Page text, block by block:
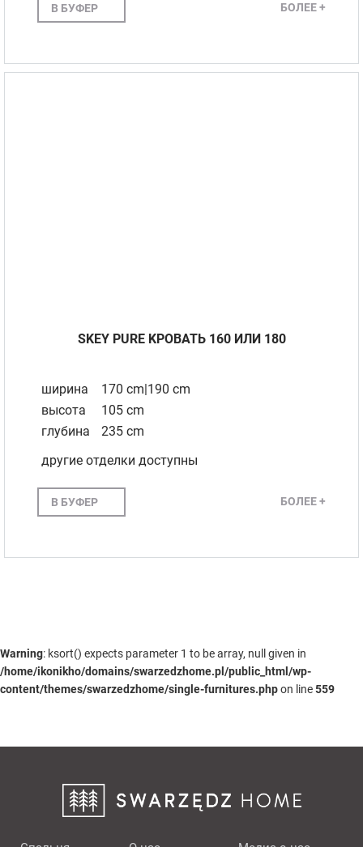
В БУФЕР БОЛЕЕ +
SKEY PURE KРОВАТЬ 160 ИЛИ 180
ширина
170 cm|190 cm
высота
105 cm
глубина
235 cm
другие отделки доступны
В БУФЕР БОЛЕЕ +
Warning: ksort() expects parameter 1 to be array, null given in
/home/ikonikho/domains/swarzedzhome.pl/public_html/wp-
content/themes/swarzedzhome/single-furnitures.phpon line559